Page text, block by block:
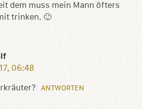
dem muss mein Mann öfters
trinken. 🙂
06:48
ANTWORTEN